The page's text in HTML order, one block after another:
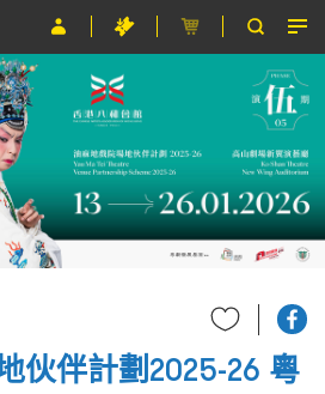
伙伴計劃2025-26 粵